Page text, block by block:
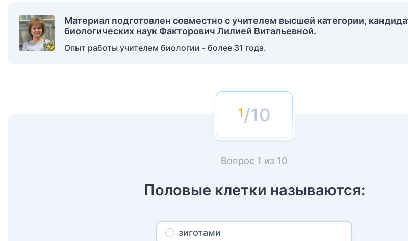
Материал подготовлен совместно с учителем высшей категории,
биологических наук Факторович Лилией Витальевной.
Опыт работы учителем биологии - более 31 года.
/10
Вопрос 1 из 10
Половые клетки называются:
зиготами